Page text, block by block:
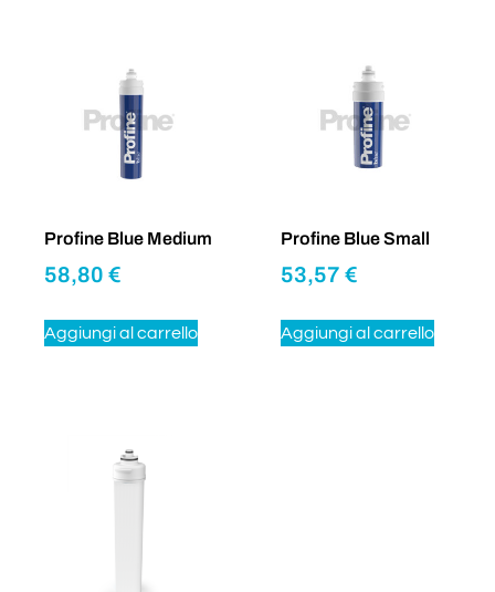
Profine Blue Medium
58,80 €
Aggiungi al carrello
Profine Blue Small
53,57 €
Aggiungi al carrello